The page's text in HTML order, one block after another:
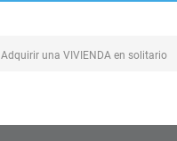
Adquirir una VIVIENDA en solitario